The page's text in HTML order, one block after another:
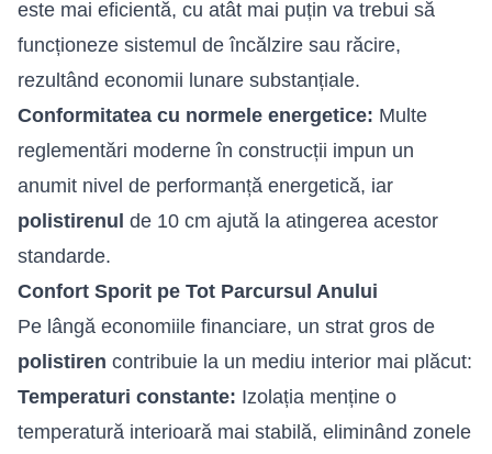
este mai eficientă, cu atât mai puțin va trebui să
funcționeze sistemul de încălzire sau răcire,
rezultând economii lunare substanțiale.
Conformitatea cu normele energetice: Multe
reglementări moderne în construcții impun un
anumit nivel de performanță energetică, iar
polistirenul de 10 cm ajută la atingerea acestor
standarde.
Confort Sporit pe Tot Parcursul Anului
Pe lângă economiile financiare, un strat gros de
polistiren contribuie la un mediu interior mai plăcut:
Temperaturi constante: Izolația menține o
temperatură interioară mai stabilă, eliminând zonele